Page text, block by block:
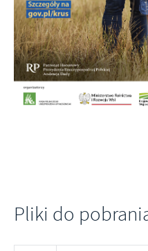
Pliki do
Firmy te działają w
treści w postaci wiadomości,
społecznościowych.